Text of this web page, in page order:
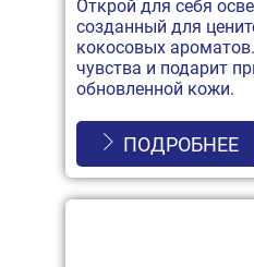
Открой для себя
созданный для
кокосовых
чувства и подарит
обновленной кожи.
ПОДРОБНЕЕ